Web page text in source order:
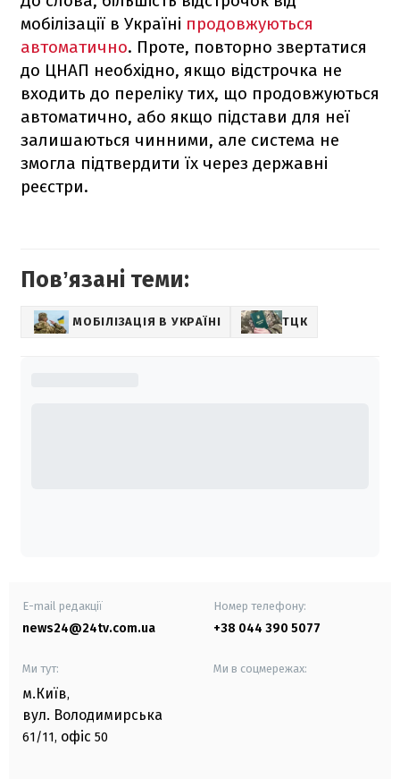
мобілізації в Україні продовжуються
автоматично. Проте, повторно звертатися
до ЦНАП необхідно, якщо відстрочка не
входить до переліку тих, що продовжуються
автоматично, або якщо підстави для неї
залишаються чинними, але система не
змогла підтвердити їх через державні
реєстри.
Повʼязані теми:
МОБІЛІЗАЦІЯ В УКРАЇНІ ТЦК
E-mail редакції
news24@24tv.com.ua
Номер телефону:
+38 044 390 5077
Ми тут:
м.Київ,
вул. Володимирська
61/11, офіс 50
Ми в соцмережах: